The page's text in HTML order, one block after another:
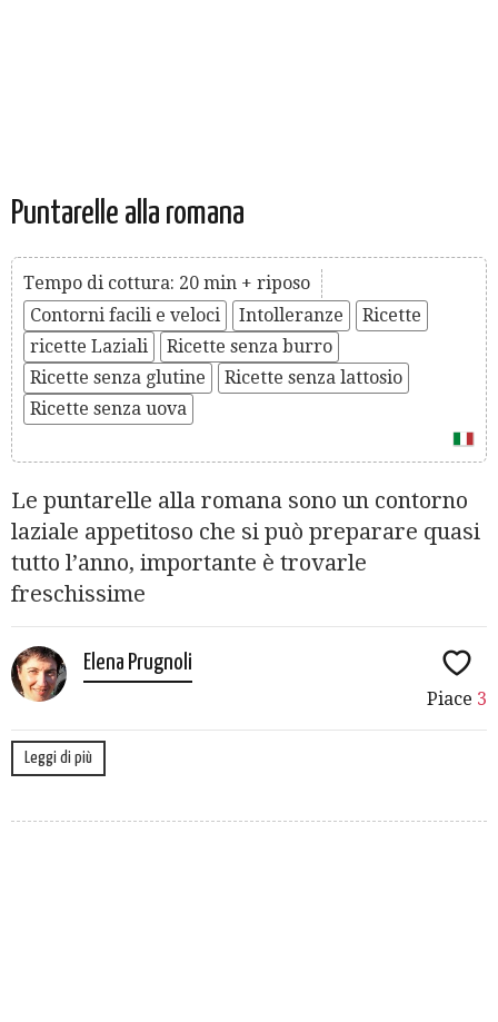
Puntarelle alla romana
Tempo di cottura: 20 min + riposo
Contorni facili e veloci
Intolleranze
Ricette
ricette Laziali
Ricette senza burro
Ricette senza glutine
Ricette senza lattosio
Ricette senza uova
Le puntarelle alla romana sono un contorno
laziale appetitoso che si può preparare quasi
tutto l’anno, importante è trovarle
freschissime
Elena Prugnoli
Piace 3
Leggi di più